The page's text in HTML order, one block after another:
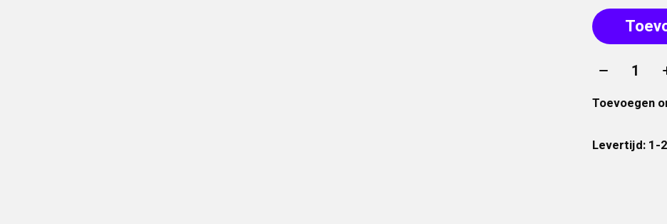
Aantal:
Toevoegen
Levertijd: 1-